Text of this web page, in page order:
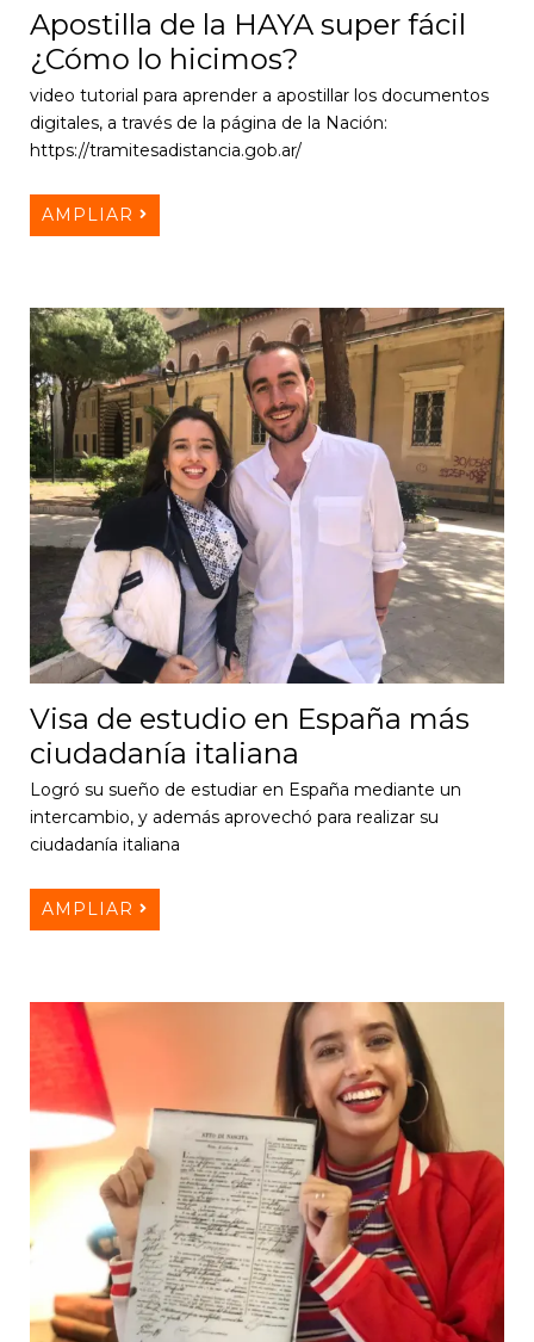
Apostilla de la HAYA super fácil
¿Cómo lo hicimos?
video tutorial para aprender a apostillar los documentos
digitales, a través de la página de la Nación:
https://tramitesadistancia.gob.ar/
AMPLIAR
Visa de estudio en España más
ciudadanía italiana
Logró su sueño de estudiar en España mediante un
intercambio, y además aprovechó para realizar su
ciudadanía italiana
AMPLIAR